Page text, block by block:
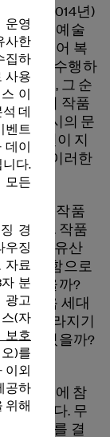
(2014년)
한 공연 예술
태가 되어 복
안무를 수행하
지르고, 그 순
빌린 이 작품
고 당시의 문
다. 10년이 지
에서도 이러한
된 이번 작품
집니다. 작품
? 무용 유산
재창작함으로
수 있을까?
서, 다음 세대
질이 사라지기
할 수 있을까?
운 공연에 참
있습니다. 무
종 형태를 결
운영
사한
집하
사용
이
데
벤트
데이
다.
모든
경
우징
자료
분
광고
(자
보호
)를
이외
공하
위해